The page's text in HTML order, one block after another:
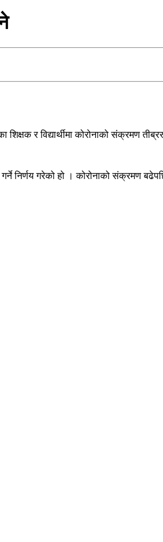
र विद्यार्थीमा कोरोनाको संक्रमण
गरेको हो । कोरोनाको संक्रमण